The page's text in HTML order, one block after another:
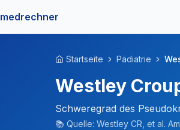
medrechner
Startseite Pädiatrie
Westley
Schweregrad des
📚 Quelle: Westley CR, et al.